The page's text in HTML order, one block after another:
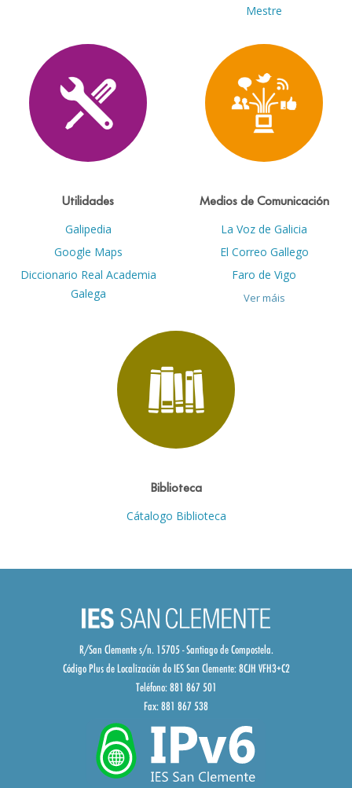
Mestre
Utilidades
Galipedia
Google Maps
Diccionario Real Academia
Galega
Medios de Comunicación
La Voz de Galicia
El Correo Gallego
Faro de Vigo
Ver máis
Biblioteca
Cátalogo Biblioteca
R/San Clemente s/n. 15705 - Santiago de Compostela.
Código Plus de Localización do IES San Clemente:8CJH VFH3+C2
Teléfono: 881 867 501
Fax: 881 867 538